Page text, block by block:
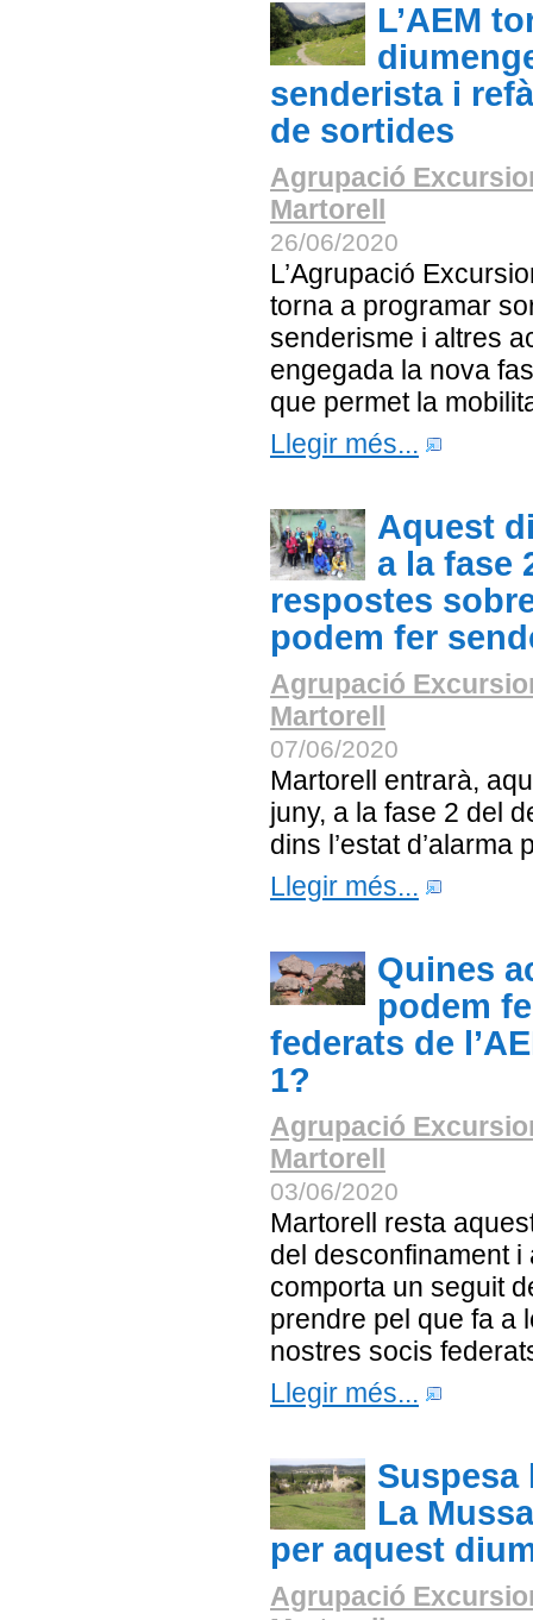
L’AEM
senderista i
de sortides
Agrupació
Martorell
26/06/2020
L’Agrupació
torna a programar
senderisme i altres
engegada la nova
que permet la
Llegir més...
Aquest
a la fase
respostes
podem fer
Agrupació
Martorell
07/06/2020
Martorell entrarà,
juny, a la fase 2 del
dins l’estat d’alarma
Llegir més...
Quines
podem
federats de
1?
Agrupació
Martorell
03/06/2020
Martorell resta
del desconfinament i
comporta un seguit
prendre pel que fa a
nostres socis
Llegir més...
Suspesa
La
per aquest
Agrupació